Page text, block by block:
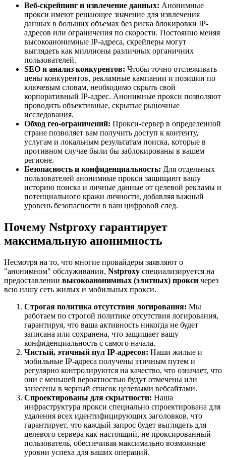
Веб-скрейпинг и извлечение данных: Анонимные
прокси имеют решающее значение для извлечения
данных в больших объемах без риска блокировки IP-
адресов или ограничения по скорости. Постоянно меняя
высокоанонимные IP-адреса, скрейперы могут
выглядеть как миллионы различных органичних
пользователей.
SEO и анализ конкурентов: Чтобы точно отслеживать
цены конкурентов, рекламные кампании и позиции по
ключевым словам, необходимо скрыть свой
корпоративный IP-адрес. Анонимные прокси позволяют
проводить объективные, скрытые рыночные
исследования.
Обход гео-ограничений: Прокси-сервер в определенной
стране позволяет вам получить доступ к контенту,
услугам и локальным результатам поиска, которые в
противном случае были бы заблокированы в вашем
регионе.
Безопасность и конфиденциальность: Для отдельных
пользователей анонимные прокси защищают вашу
историю поиска и личные данные от целевой рекламы и
потенциального кражи личности, добавляя важный
уровень безопасности в ваш цифровой след.
Почему Nstproxy гарантирует
максимальную анонимность
Несмотря на то, что многие провайдеры заявляют о
"анонимном" обслуживании, Nstproxy специализируется на
предоставлении высокоанонимных (элитных) прокси через
всю нашу сеть жилых и мобильных прокси.
Строгая политика отсутствия логирования: Мы
работаем по строгой политике отсутствия логирования,
гарантируя, что ваша активность никогда не будет
записана или сохранена, что защищает вашу
конфиденциальность с самого начала.
Чистый, этичный пул IP-адресов: Наши жилые и
мобильные IP-адреса получены этичным путем и
регулярно контролируются на качество, что означает, что
они с меньшей вероятностью будут отмечены или
занесены в черный список целевыми вебсайтами.
Спроектированы для скрытности: Наша
инфраструктура прокси специально спроектирована для
удаления всех идентифицирующих заголовков, что
гарантирует, что каждый запрос будет выглядеть для
целевого сервера как настоящий, не проксированный
пользователь, обеспечивая максимально возможные
уровни успеха для ваших операций.